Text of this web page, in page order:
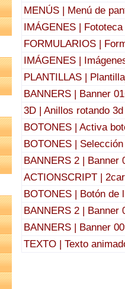
MENÚS | Menú de
IMÁGENES | Fototeca
FORMULARIOS |
IMÁGENES |
PLANTILLAS |
BANNERS | Banner
3D | Anillos rotando 3d
BOTONES | Activa
BOTONES |
BANNERS 2 | Banner
ACTIONSCRIPT |
BOTONES | Botón de
BANNERS 2 | Banner
BANNERS | Banner
TEXTO | Texto